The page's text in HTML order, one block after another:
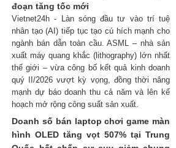
đoạn tăng tốc mới
Vietnet24h - Làn sóng đầu tư vào trí tuệ
nhân tạo (AI) tiếp tục tạo cú hích mạnh cho
ngành bán dẫn toàn cầu. ASML – nhà sản
xuất máy quang khắc (lithography) lớn nhất
thế giới – vừa công bố kết quả kinh doanh
quý II/2026 vượt kỳ vọng, đồng thời nâng
mạnh dự báo doanh thu cả năm và lên kế
hoạch mở rộng công suất sản xuất.
Doanh số bán laptop chơi game màn
hình OLED tăng vọt 507% tại Trung